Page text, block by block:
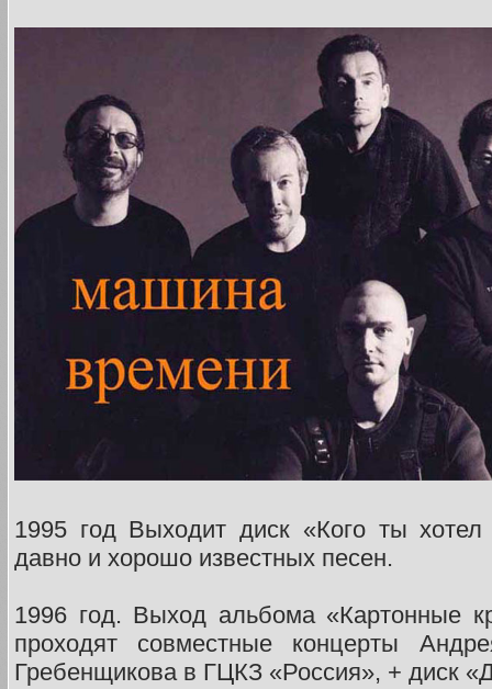
1995 год Выходит диск «Кого ты
давно и хорошо известных песен.
1996 год. Выход альбома «Картонные
проходят совместные концерты
Гребенщикова в ГЦКЗ «Россия», + диск